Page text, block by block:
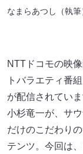
なまらあつし（執筆
NTTドコモの映
トバラエティ番
が配信されてい
小杉竜一が、サ
だけのこだわり
テンツ。今回は